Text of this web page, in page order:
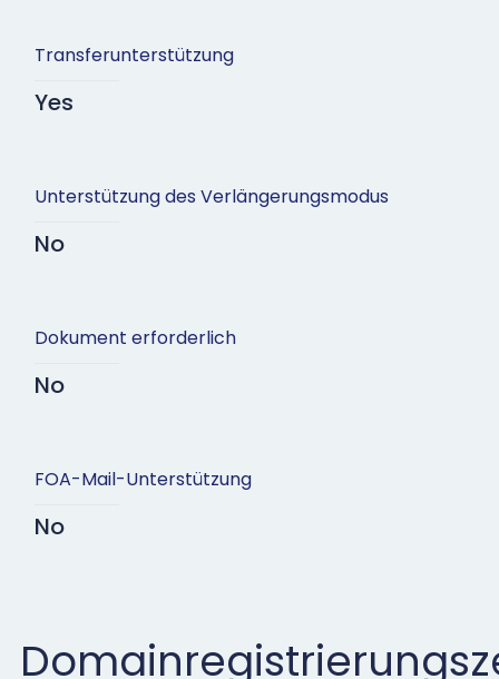
Transferunterstützung
Yes
Unterstützung des Verlängerungsmodus
No
Dokument erforderlich
No
FOA-Mail-Unterstützung
No